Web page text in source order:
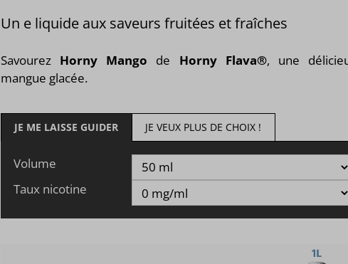
Un e liquide aux saveurs fruitées et fraîches
Savourez Horny Mango de Horny Flava®, une
mangue glacée.
JE ME LAISSE GUIDER JE VEUX PLUS DE CHOIX !
Volume
Taux nicotine